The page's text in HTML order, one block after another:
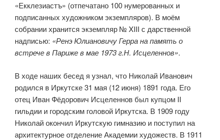
«Екклезиастъ» (отпечатано 100 нумерованных и
подписанных художником экземпляров). В моём
собрании хранится экземпляр № XIII с дарственной
надписью: «Ренэ Юлиановичу Герра на память о
встрече в Париже в мае 1973 г.Н. Исцеленнов».
В ходе наших бесед я узнал, что Николай Иванович
родился в Иркутске 31 мая (12 июня) 1891 года. Его
отец Иван Фёдорович Исцеленнов был купцом II
гильдии и городским головой Иркутска. В 1909 году
Николай окончил Иркутскую гимназию и поступил на
архитектурное отделение Академии художеств. В 1911